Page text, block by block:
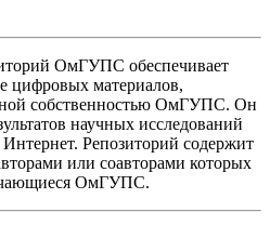
ОмГУПС обеспечивает
цифровых материалов,
собственностью ОмГУПС. Он
научных исследований
Репозиторий содержит
или соавторами которых
ОмГУПС.